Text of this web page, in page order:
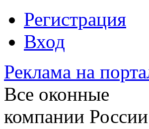
Регистрация
Вход
Реклама на
Все оконные
компании России